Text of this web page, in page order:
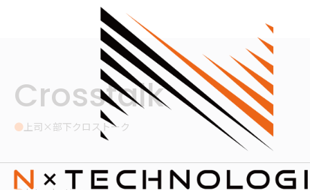
Crosstalk
●上司×部下クロストーク